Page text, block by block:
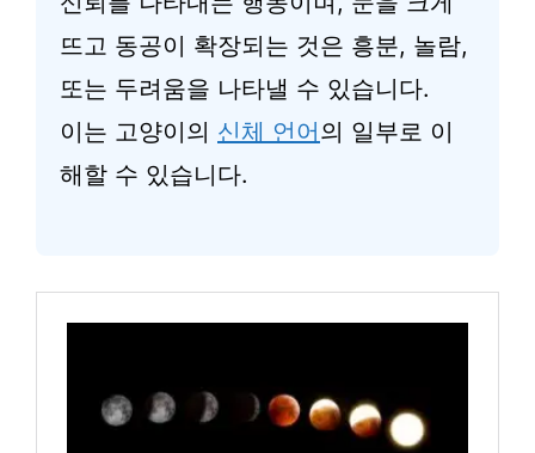
뜨고 동공이 확장되는 것은 흥분, 놀람,
또는 두려움을 나타낼 수 있습니다.
이는 고양이의 신체 언어의 일부로 이
해할 수 있습니다.